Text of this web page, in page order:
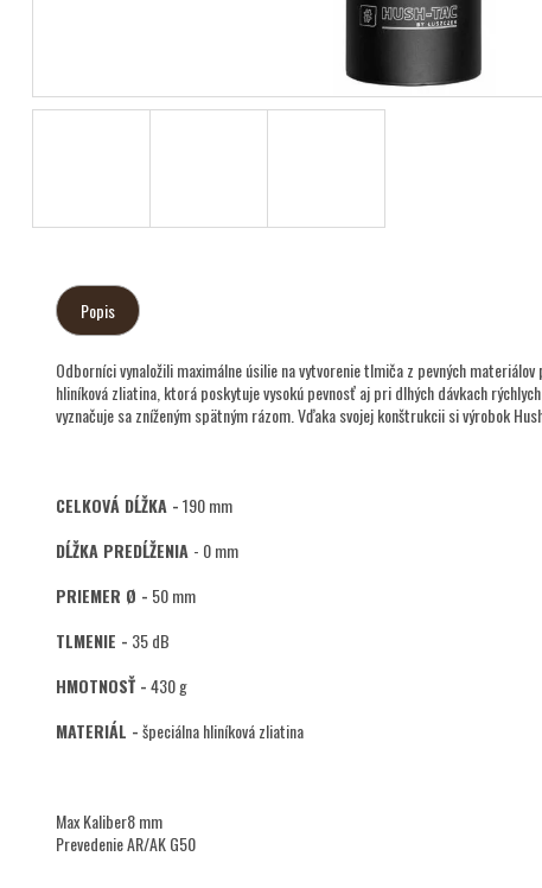
Popis
Odborníci vynaložili maximálne úsilie na vytvorenie tlmiča z pevných
hliníková zliatina, ktorá poskytuje vysokú pevnosť aj pri dlhých dávkach
vyznačuje sa zníženým spätným rázom. Vďaka svojej konštrukcii si výrobok
CELKOVÁ DĹŽKA -190 mm
DĹŽKA PREDĹŽENIA - 0 mm
PRIEMER Ø - 50 mm
TLMENIE - 35 dB
HMOTNOSŤ -430 g
MATERIÁL -špeciálna hliníková zliatina
Max Kaliber8 mm
PrevedenieAR/AK G50